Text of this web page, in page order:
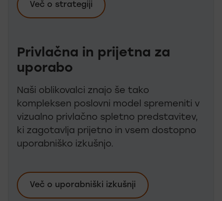
Več o strategiji
Privlačna in prijetna za
uporabo
Naši oblikovalci znajo še tako
kompleksen poslovni model spremeniti v
vizualno privlačno spletno predstavitev,
ki zagotavlja prijetno in vsem dostopno
uporabniško izkušnjo.
Več o uporabniški izkušnji